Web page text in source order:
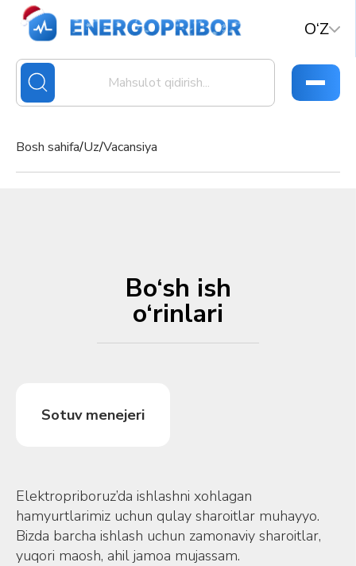
O‘Z
Bosh sahifa/Uz/Vacansiya
Bo‘sh ish
o‘rinlari
Sotuv menejeri
Elektropriboruz’da ishlashni xohlagan
hamyurtlarimiz uchun qulay sharoitlar muhayyo.
Bizda barcha ishlash uchun zamonaviy sharoitlar,
yuqori maosh, ahil jamoa mujassam.